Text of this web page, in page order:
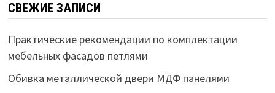
СВЕЖИЕ ЗАПИСИ
Практические рекомендации по комплектации
мебельных фасадов петлями
Обивка металлической двери МДФ панелями